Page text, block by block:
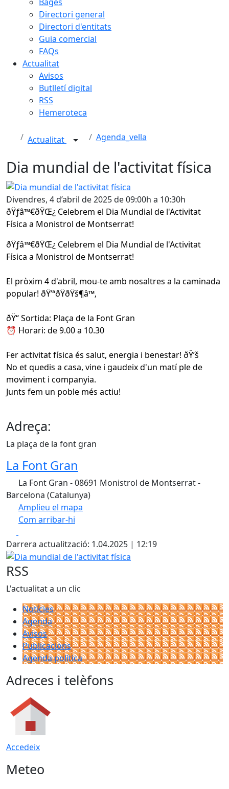
Directori general
Directori d'entitats
Guia comercial
FAQs
Actualitat
Avisos
Butlletí digital
RSS
Hemeroteca
Actualitat Agenda_vella
Dia mundial de l'activitat física
Dia mundial de l'activitat física
Divendres, 4 d’abril de 2025 de 09:00h a 10:30h
ðŸƒ‍â™€️ðŸŒ¿ Celebrem el Dia Mundial de l'Activitat
Física a Monistrol de Montserrat!
ðŸƒ‍â™€️ðŸŒ¿ Celebrem el Dia Mundial de l'Activitat
Física a Monistrol de Montserrat!
El pròxim 4 d'abril, mou-te amb nosaltres a la caminada
popular! ðŸ’ªðŸðŸš¶‍â™‚️
ðŸ“ Sortida: Plaça de la Font Gran
⏰ Horari: de 9.00 a 10.30
Fer activitat física és salut, energia i benestar! ðŸ’š
No et quedis a casa, vine i gaudeix d'un matí ple de
moviment i companyia.
Junts fem un poble més actiu!
Adreça:
La plaça de la font gran
La Font Gran
La Font Gran - 08691 Monistrol de Montserrat -
Barcelona (Catalunya)
Amplieu el mapa
Com arribar-hi
+
−
Darrera actualització: 1.04.2025 | 12:19
Dia mundial de l'activitat física
RSS
L'actualitat a un clic
Notícies
Agenda
Avisos
Publicacions
Agenda política
Adreces i telèfons
Accedeix
Meteo